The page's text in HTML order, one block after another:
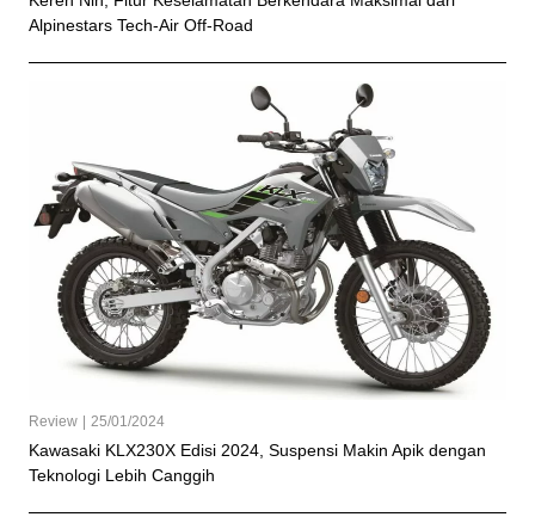
Alpinestars Tech-Air Off-Road
Review | 25/01/2024
Kawasaki KLX230X Edisi 2024, Suspensi Makin Apik dengan
Teknologi Lebih Canggih